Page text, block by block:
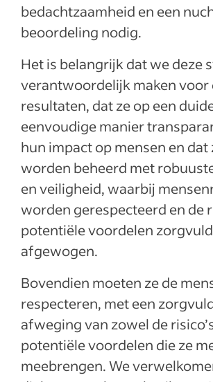
bedachtzaamheid en een
beoordeling nodig.
Het is belangrijk dat we deze
verantwoordelijk maken voor
resultaten, dat ze op een
eenvoudige manier
hun impact op mensen en dat
worden beheerd met
en veiligheid, waarbij
worden gerespecteerd en de
potentiële voordelen
afgewogen.
Bovendien moeten ze de
respecteren, met een
afweging van zowel de
potentiële voordelen die ze
meebrengen. We